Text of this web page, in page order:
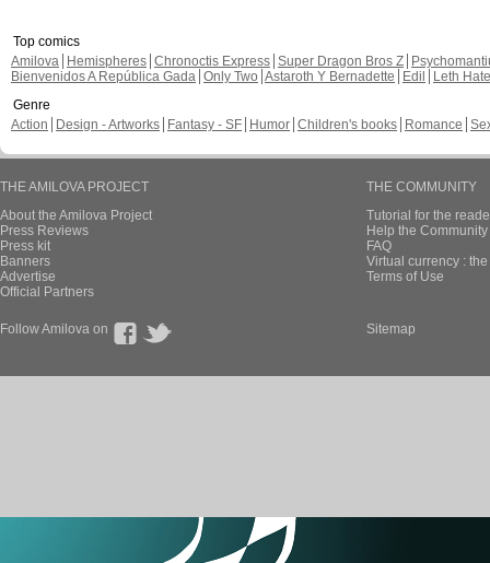
Top comics
Amilova
Hemispheres Chronoctis Express Super Dragon Bros Z
Bienvenidos A República Gada Only Two Astaroth Y Bernadette Edil
Leth Hate
Genre
Action
Design - Artworks Fantasy - SF Humor Children's books Romance
THE AMILOVA PROJECT
About the Amilova Project
Press Reviews
Press kit
Banners
Advertise
Official Partners
THE COMMUNITY
Tutorial for the
Help the
FAQ
Virtual currency :
Terms of Use
Follow Amilova on Sitemap